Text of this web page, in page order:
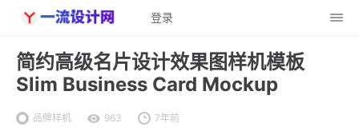
登录
简约高级名片设计效果图样机模板
Slim Business Card Mockup
品牌样机 963 7年前